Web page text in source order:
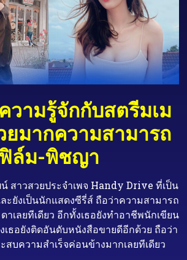
วามรู้จักกับสตรีมเม
ยมากความสามารถ
ล์ม-พิชญา
าวสวยประจำเพจ Handy Drive ที่เป็น
ะยังเป็นนักแสดงซีรี่ส์ ถือว่าความสามารถ
าเลยทีเดียว อีกทั้งเธอยังทำอาชีพนักเขียน
เธอยังติดอันดับหนังสือขายดีอีกด้วย ถือว่า
สบความสำเร็จค่อนข้างมากเลยทีเดียว